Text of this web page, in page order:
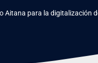
Aitana para la digitalización